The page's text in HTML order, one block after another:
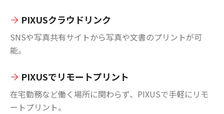
PIXUSクラウドリンク
SNSや写真共有サイトから写真や文書のプリントが可
能。
PIXUSでリモートプリント
在宅勤務など働く場所に関わらず、PIXUSで手軽にリモ
ートプリント。